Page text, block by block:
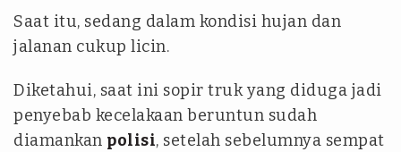
Saat itu, sedang dalam kondisi hujan dan
jalanan cukup licin.
Diketahui, saat ini sopir truk yang diduga jadi
penyebab kecelakaan beruntun sudah
diamankan polisi, setelah sebelumnya sempat